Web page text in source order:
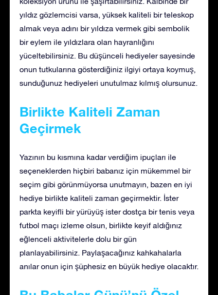
yıldız gözlemcisi varsa, yüksek kaliteli bir teleskop
almak veya adını bir yıldıza vermek gibi sembolik
bir eylem ile yıldızlara olan hayranlığını
yüceltebilirsiniz. Bu düşünceli hediyeler sayesinde
onun tutkularına gösterdiğiniz ilgiyi ortaya koymuş,
sunduğunuz hediyeleri unutulmaz kılmış olursunuz.
Birlikte Kaliteli Zaman
Geçirmek
Yazının bu kısmına kadar verdiğim ipuçları ile
seçeneklerden hiçbiri babanız için mükemmel bir
seçim gibi görünmüyorsa unutmayın, bazen en iyi
hediye birlikte kaliteli zaman geçirmektir. İster
parkta keyifli bir yürüyüş ister dostça bir tenis veya
futbol maçı izleme olsun, birlikte keyif aldığınız
eğlenceli aktivitelerle dolu bir gün
planlayabilirsiniz. Paylaşacağınız kahkahalarla
anılar onun için şüphesiz en büyük hediye olacaktır.